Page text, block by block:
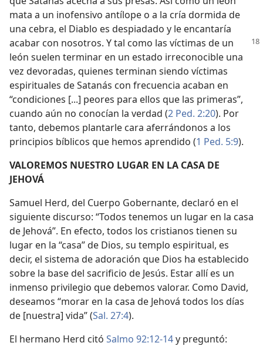
mata a un inofensivo antílope o a la cría dormida de
una cebra, el Diablo es despiadado y le encantaría
acabar con nosotros. Y tal como las víctimas de un
león suelen terminar en un estado irreconocible una
vez devoradas, quienes terminan siendo víctimas
espirituales de Satanás con frecuencia acaban en
“condiciones [...] peores para ellos que las primeras”,
cuando aún no conocían la verdad (2 Ped. 2:20). Por
tanto, debemos plantarle cara aferrándonos a los
principios bíblicos que hemos aprendido (1 Ped. 5:9).
VALOREMOS NUESTRO LUGAR EN LA CASA DE
JEHOVÁ
Samuel Herd, del Cuerpo Gobernante, declaró en el
siguiente discurso: “Todos tenemos un lugar en la casa
de Jehová”. En efecto, todos los cristianos tienen su
lugar en la “casa” de Dios, su templo espiritual, es
decir, el sistema de adoración que Dios ha establecido
sobre la base del sacrificio de Jesús. Estar allí es un
inmenso privilegio que debemos valorar. Como David,
deseamos “morar en la casa de Jehová todos los días
de [nuestra] vida” (Sal. 27:4).
El hermano Herd citó Salmo 92:12-14y preguntó: